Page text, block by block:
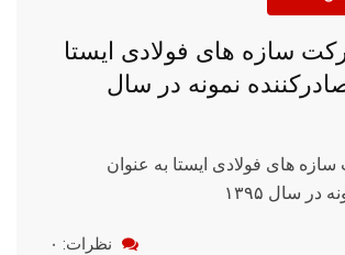
سازه های فولادی ایستا
نمونه در سال
های فولادی ایستا به عنوان
در سال ۱۳۹۵
نظرات: ۰